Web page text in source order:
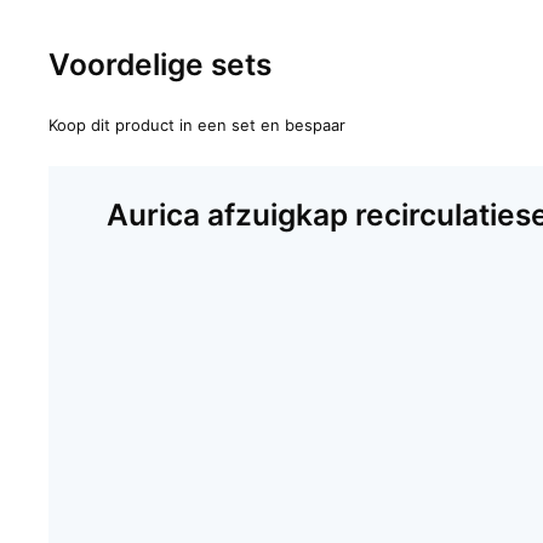
Voordelige sets
Koop dit product in een set en bespaar
Aurica afzuigkap